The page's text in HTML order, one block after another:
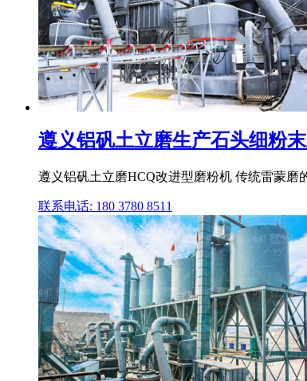
遵义铝矾土立磨生产石头细粉
遵义铝矾土立磨HCQ改进型磨粉机 传统雷蒙
联系电话: 180 3780 8511